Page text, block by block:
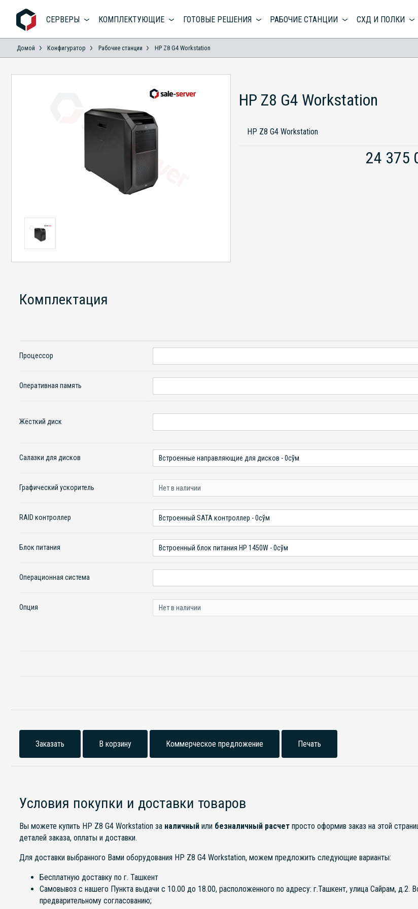
СЕРВЕРЫ КОМПЛЕКТУЮЩИЕ ГОТОВЫЕ РЕШЕНИЯ РАБОЧИЕ СТАНЦИИ СХД И ПОЛКИ
Домой Конфигуратор Рабoчие станции HP Z8 G4 Workstation
HP Z8 G4 Workstation
HP Z8 G4 Workstation
24 375
Комплектация
Процессор
Оперативная память
Жёсткий диск
Салазки для дисков
Графический ускоритель
RAID контроллер
Блок питания
Операционная система
Опция
Заказать В корзину Коммерческое предложение Печать
Условия покупки и доставки товаров
Вы можете купить HP Z8 G4 Workstation за наличный или безналичный расчет просто оформив заказ на этой
деталей заказа, оплаты и доставки.
Для доставки выбранного Вами оборудования HP Z8 G4 Workstation, можем предложить следующие варианты:
Бесплатную доставку по г. Ташкент
Самовывоз с нашего Пункта выдачи с 10.00 до 18.00, расположенного по адресу: г.Ташкент, улица Сайрам, д.2.
предварительному согласованию;